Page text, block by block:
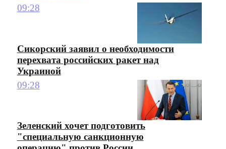
09:28
Сикорский заявил о необходимости
перехвата российских ракет над
Украиной
09:28
Зеленский хочет подготовить
"специальную санкционную